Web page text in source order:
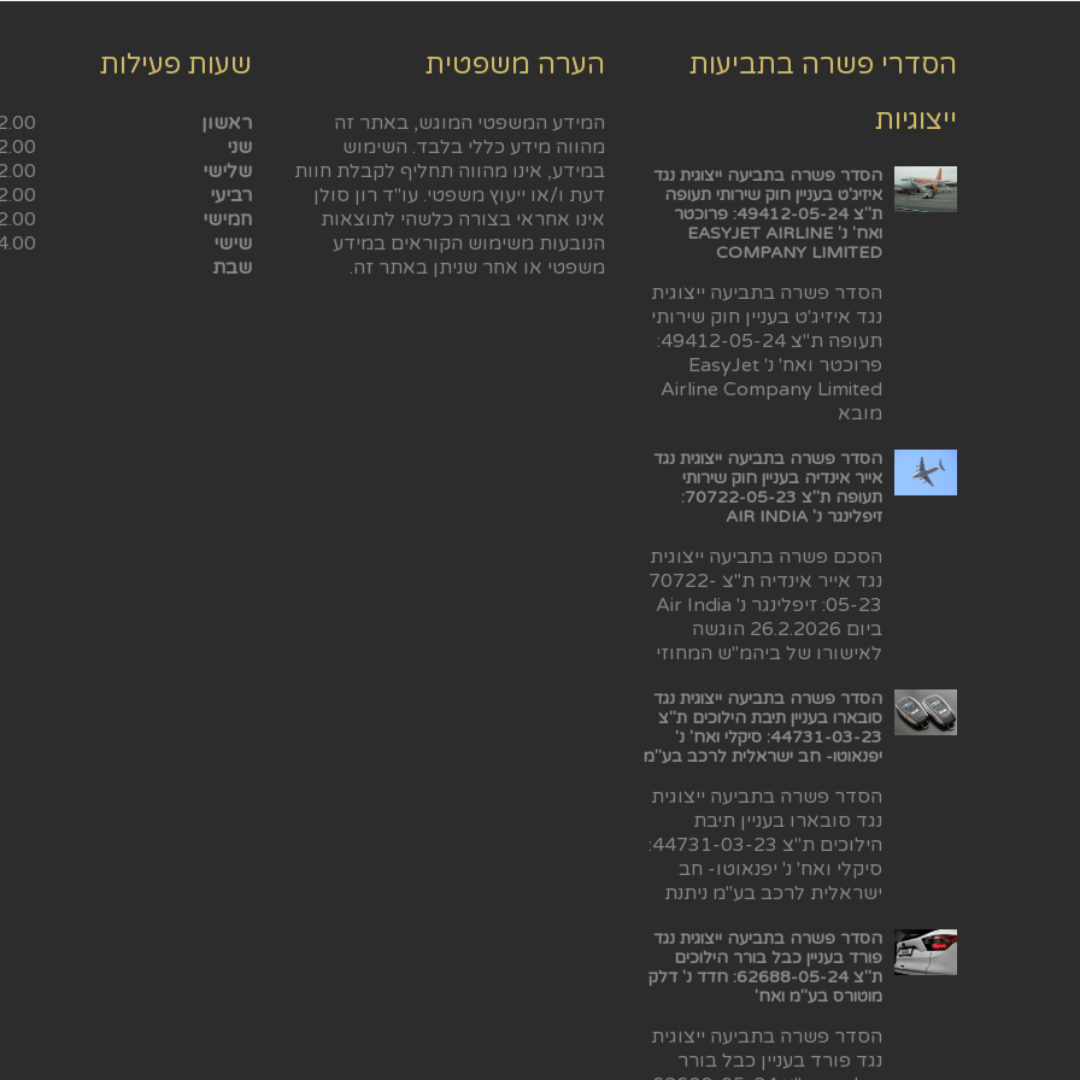
הסדרי פשרה בתביעות
ייצוגיות
הסדר פשרה בתביעה ייצוגית נגד
איזיג'ט בעניין חוק שירותי תעופה
ת"צ 49412-05-24: פרוכטר
ואח' נ' EASYJET AIRLINE
COMPANY LIMITED
הסדר פשרה בתביעה ייצוגית
נגד איזיג'ט בעניין חוק שירותי
תעופה ת"צ 49412-05-24:
פרוכטר ואח' נ' EasyJet
Airline Company Limited
מובא
הסדר פשרה בתביעה ייצוגית נגד
אייר אינדיה בעניין חוק שירותי
תעופה ת"צ 70722-05-23:
זיפלינגר נ' AIR INDIA
הסכם פשרה בתביעה ייצוגית
נגד אייר אינדיה ת"צ 70722-
05-23: זיפלינגר נ' Air India
ביום 26.2.2026 הוגשה
לאישורו של ביהמ"ש המחוזי
הסדר פשרה בתביעה ייצוגית נגד
סובארו בעניין תיבת הילוכים ת"צ
44731-03-23: סיקלי ואח' נ'
יפנאוטו- חב ישראלית לרכב בע"מ
הסדר פשרה בתביעה ייצוגית
נגד סובארו בעניין תיבת
הילוכים ת"צ 44731-03-23:
סיקלי ואח' נ' יפנאוטו- חב
ישראלית לרכב בע"מ ניתנת
הסדר פשרה בתביעה ייצוגית נגד
פורד בעניין כבל בורר הילוכים
ת"צ 62688-05-24: חדד נ' דלק
מוטורס בע"מ ואח'
הסדר פשרה בתביעה ייצוגית
נגד פורד בעניין כבל בורר
הערה משפטית
המידע המשפטי המוגש, באתר זה
מהווה מידע כללי בלבד. השימוש
במידע, אינו מהווה תחליף לקבלת חוות
דעת ו/או ייעוץ משפטי. עו"ד רון סולן
אינו אחראי בצורה כלשהי לתוצאות
הנובעות משימוש הקוראים במידע
משפטי או אחר שניתן באתר זה.
שעות פעילות
ראשון
שני
שלישי
רביעי
חמישי
שישי
שבת